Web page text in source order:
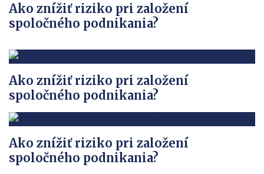
Ako znížiť riziko pri založení
spoločného podnikania?
Ako znížiť riziko pri založení
spoločného podnikania?
Ako znížiť riziko pri založení
spoločného podnikania?